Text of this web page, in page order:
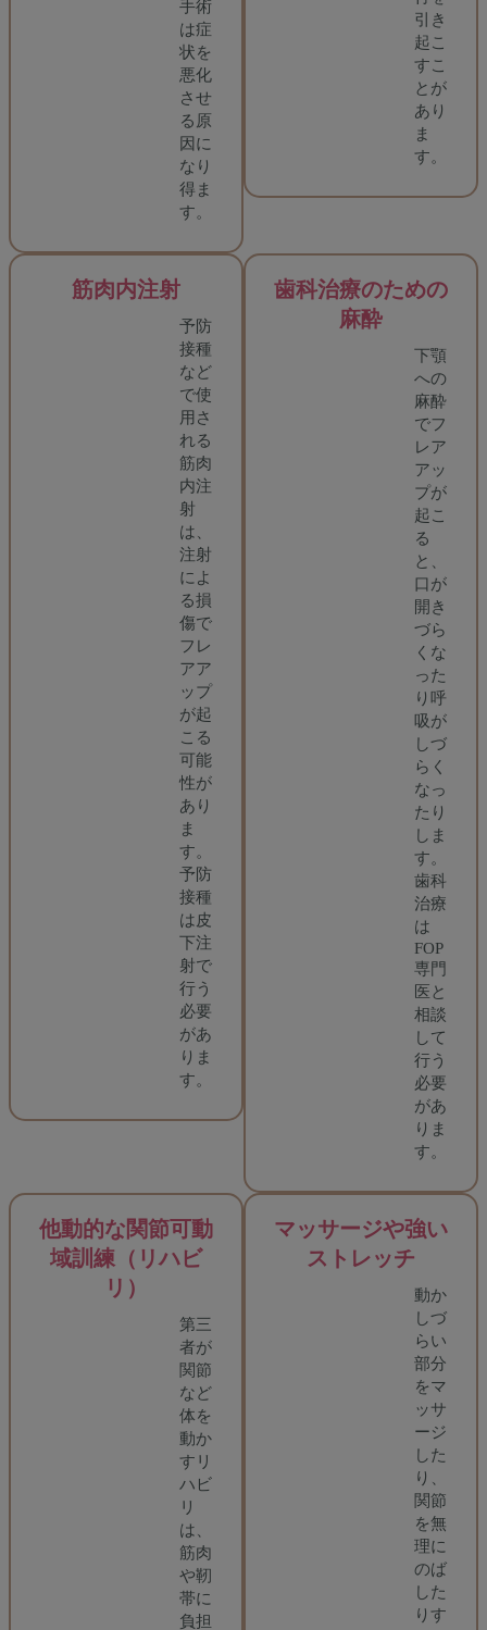
手術
は症
状を
悪化
させ
る原
因に
なり
得ま
す。
引き
起こ
すこ
とが
あり
ま
す。
筋肉内注射
予防
接種
など
で使
用さ
れる
筋肉
内注
射
は、
注射
によ
る損
傷で
フレ
アア
ップ
が起
こる
可能
性が
あり
ま
す。
予防
接種
は皮
下注
射で
行う
必要
があ
りま
す。
歯科治療のための
麻酔
下顎
への
麻酔
でフ
レア
アッ
プが
起こ
る
と、
口が
開き
づら
くな
った
り呼
吸が
しづ
らく
なっ
たり
しま
す。
歯科
治療
は
FOP
専門
医と
相談
して
行う
必要
があ
りま
す。
他動的な関節可動
域訓練（リハビ
リ）
第三
者が
関節
など
体を
動か
すリ
ハビ
リ
は、
筋肉
や靭
帯に
負担
マッサージや強い
ストレッチ
動か
しづ
らい
部分
をマ
ッサ
ージ
した
り、
関節
を無
理に
のば
した
りす